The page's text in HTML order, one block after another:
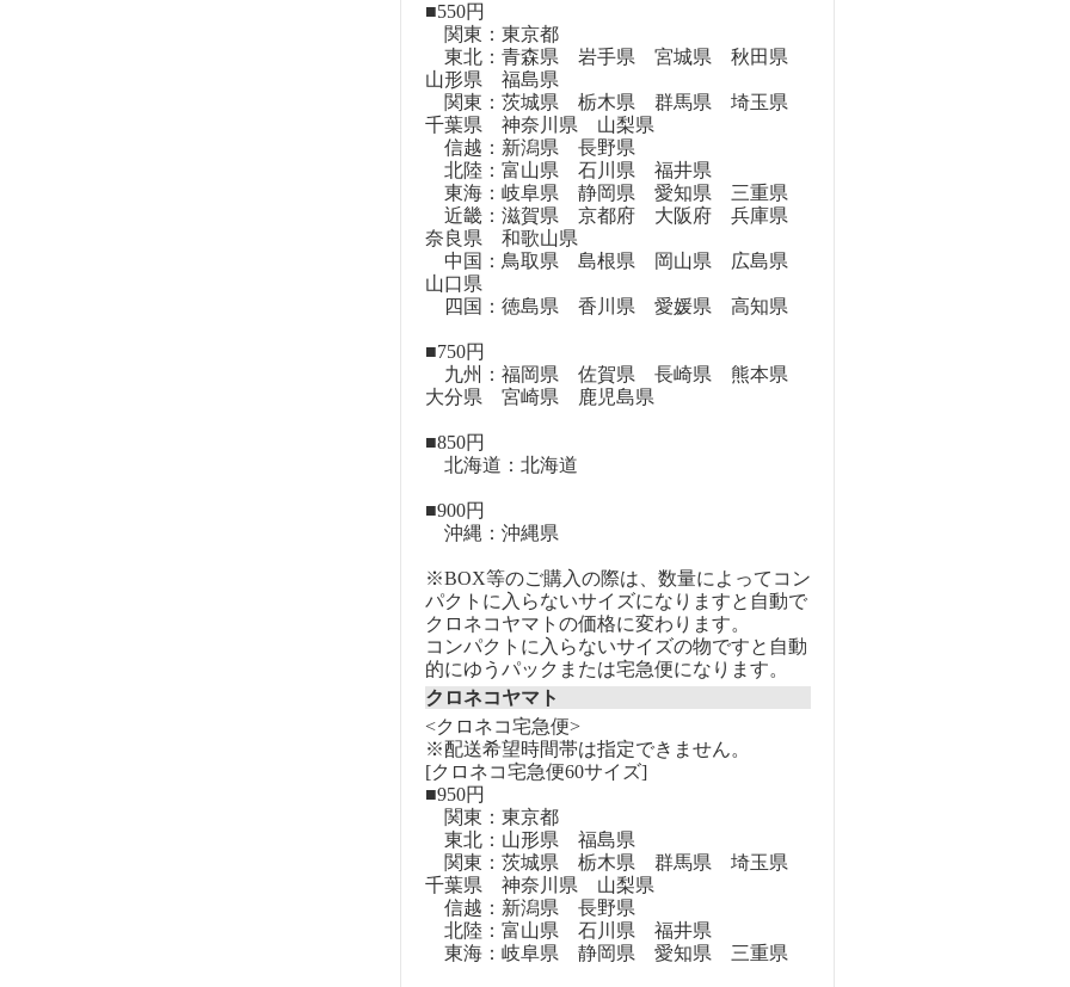
■550円
関東：東京都
東北：青森県 岩手県 宮城県 秋田県
山形県 福島県
関東：茨城県 栃木県 群馬県 埼玉県
千葉県 神奈川県 山梨県
信越：新潟県 長野県
北陸：富山県 石川県 福井県
東海：岐阜県 静岡県 愛知県 三重県
近畿：滋賀県 京都府 大阪府 兵庫県
奈良県 和歌山県
中国：鳥取県 島根県 岡山県 広島県
山口県
四国：徳島県 香川県 愛媛県 高知県
■750円
九州：福岡県 佐賀県 長崎県 熊本県
大分県 宮崎県 鹿児島県
■850円
北海道：北海道
■900円
沖縄：沖縄県
※BOX等のご購入の際は、数量によってコン
パクトに入らないサイズになりますと自動で
クロネコヤマトの価格に変わります。
コンパクトに入らないサイズの物ですと自動
的にゆうパックまたは宅急便になります。
クロネコヤマト
<クロネコ宅急便>
※配送希望時間帯は指定できません。
[クロネコ宅急便60サイズ]
■950円
関東：東京都
東北：山形県 福島県
関東：茨城県 栃木県 群馬県 埼玉県
千葉県 神奈川県 山梨県
信越：新潟県 長野県
北陸：富山県 石川県 福井県
東海：岐阜県 静岡県 愛知県 三重県